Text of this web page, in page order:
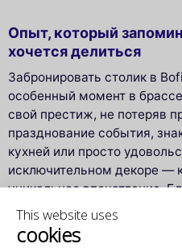
This website uses
cookies
Опыт, который
хочется делиться
Забронировать столик в
особенный момент в
свой престиж, не потеряв
празднование события,
кухней или просто
исключительном декоре —
уникальное впечатление.
внимательному
расположению Bofinger
пунктом для тех, кто